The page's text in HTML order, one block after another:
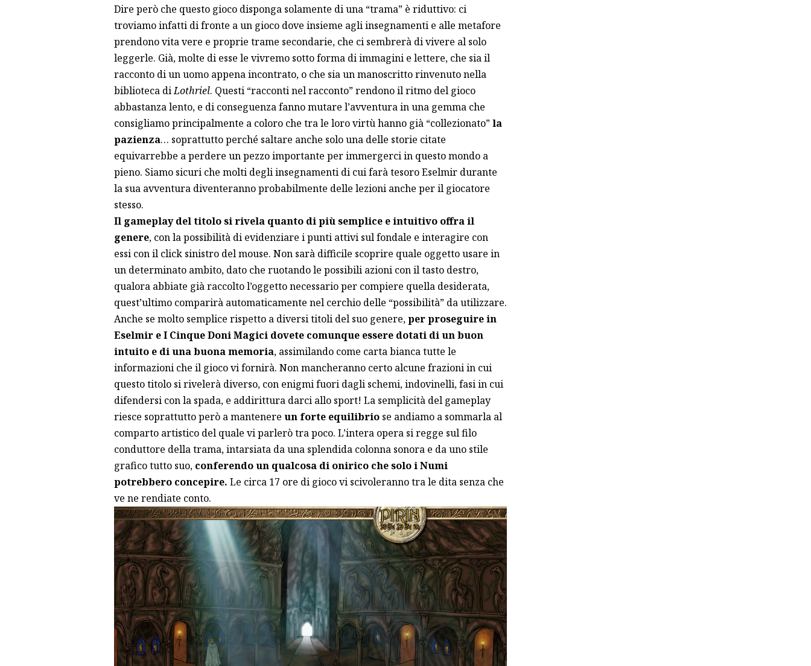
Dire però che questo gioco disponga solamente di una “trama” è riduttivo: ci
troviamo infatti di fronte a un gioco dove insieme agli insegnamenti e alle metafore
prendono vita vere e proprie trame secondarie, che ci sembrerà di vivere al solo
leggerle. Già, molte di esse le vivremo sotto forma di immagini e lettere, che sia il
racconto di un uomo appena incontrato, o che sia un manoscritto rinvenuto nella
biblioteca diLothriel. Questi “racconti nel racconto” rendono il ritmo del gioco
abbastanza lento, e di conseguenza fanno mutare l’avventura in una gemma che
consigliamo principalmente a coloro che tra le loro virtù hanno già “collezionato”la
pazienza… soprattutto perché saltare anche solo una delle storie citate
equivarrebbe a perdere un pezzo importante per immergerci in questo mondo a
pieno. Siamo sicuri che molti degli insegnamenti di cui farà tesoro Eselmir durante
la sua avventura diventeranno probabilmente delle lezioni anche per il giocatore
stesso.
Il gameplay del titolo si rivela quanto di più semplice e intuitivo offra il
genere, con la possibilità di evidenziare i punti attivi sul fondale e interagire con
essi con il click sinistro del mouse. Non sarà difficile scoprire quale oggetto usare in
un determinato ambito, dato che ruotando le possibili azioni con il tasto destro,
qualora abbiate già raccolto l’oggetto necessario per compiere quella desiderata,
quest’ultimo comparirà automaticamente nel cerchio delle “possibilità” da utilizzare.
Anche se molto semplice rispetto a diversi titoli del suo genere,per proseguire in
Eselmir e I Cinque Doni Magici dovete comunque essere dotati di un buon
intuito e di una buona memoria, assimilando come carta bianca tutte le
informazioni che il gioco vi fornirà. Non mancheranno certo alcune frazioni in cui
questo titolo si rivelerà diverso, con enigmi fuori dagli schemi, indovinelli, fasi in cui
difendersi con la spada, e addirittura darci allo sport! La semplicità del gameplay
riesce soprattutto però a mantenere un forte equilibriose andiamo a sommarla al
comparto artistico del quale vi parlerò tra poco. L’intera opera si regge sul filo
conduttore della trama, intarsiata da una splendida colonna sonora e da uno stile
grafico tutto suo, conferendo un qualcosa di onirico che solo i Numi
potrebbero concepire. Le circa 17 ore di gioco vi scivoleranno tra le dita senza che
ve ne rendiate conto.